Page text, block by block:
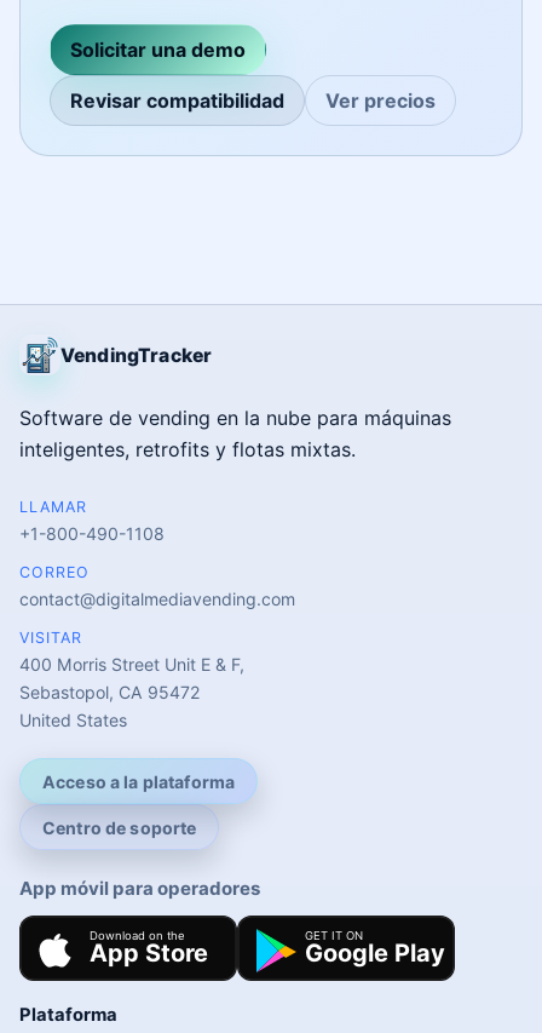
Solicitar una demo
Revisar compatibilidad Ver precios
VendingTracker
Software de vending en la nube para máquinas
inteligentes, retrofits y flotas mixtas.
LLAMAR
+1-800-490-1108
CORREO
contact@digitalmediavending.com
VISITAR
400 Morris Street Unit E & F,
Sebastopol, CA 95472
United States
Acceso a la plataforma
Centro de soporte
App móvil para operadores
Plataforma